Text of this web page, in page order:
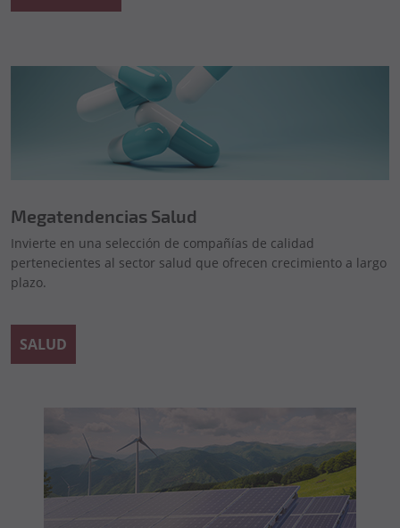
Megatendencias Salud
Invierte en una selección de compañías de calidad
pertenecientes al sector salud que ofrecen crecimiento a largo
plazo.
SALUD